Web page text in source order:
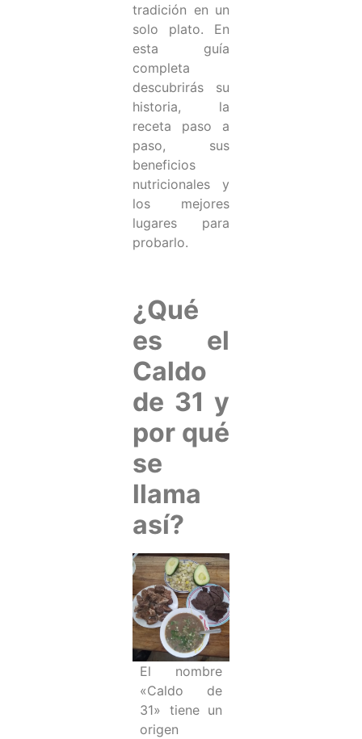
tradición en un
solo plato. En
esta guía
completa
descubrirás su
historia, la
receta paso a
paso, sus
beneficios
nutricionales y
los mejores
lugares para
probarlo.
¿Qué
es el
Caldo
de 31 y
por qué
se
llama
así?
El nombre
«Caldo de
31» tiene un
origen